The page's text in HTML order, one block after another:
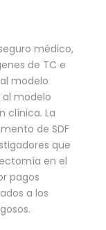
médico,
de TC e
modelo
modelo
clínica. La
de SDF
que
en el
pagos
a los